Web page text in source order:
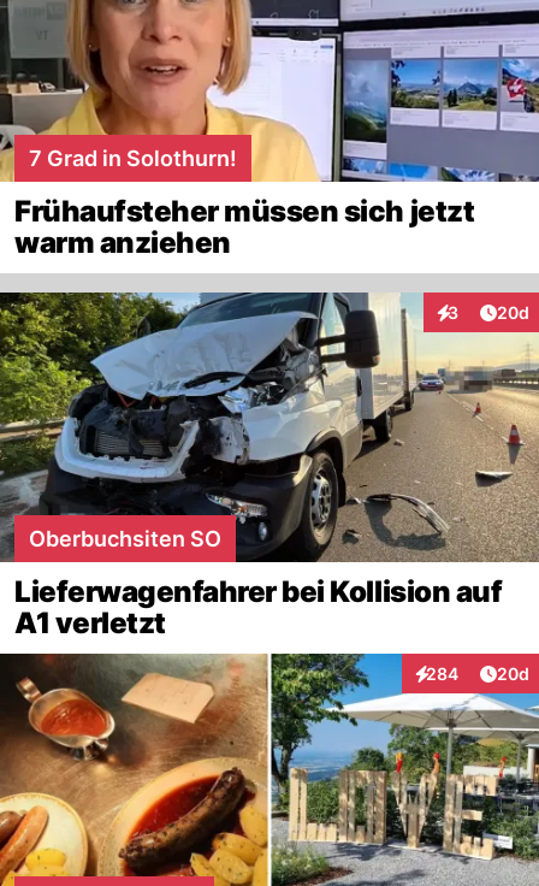
7 Grad in Solothurn!
Frühaufsteher müssen sich jetzt
warm anziehen
3
Interaktionen
20d
Oberbuchsiten SO
Lieferwagenfahrer bei Kollision auf
A1 verletzt
284
Interaktionen
20d